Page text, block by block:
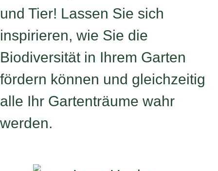
und Tier! Lassen Sie sich
inspirieren, wie Sie die
Biodiversität in Ihrem Garten
fördern können und gleichzeitig
alle Ihr Gartenträume wahr
werden.